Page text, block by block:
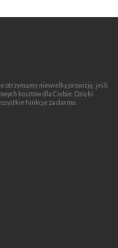
otrzymamy niewielką prowizję, jeśli
kosztów dla Ciebie. Dzięki
funkcje za darmo.